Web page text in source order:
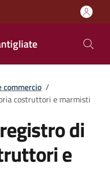
commercio /
costruttori e marmisti
di
e